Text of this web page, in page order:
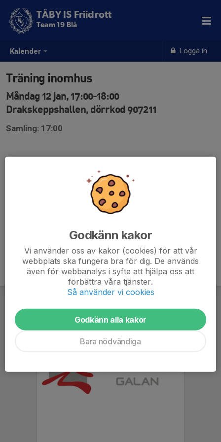
Kalender Logga in
TÄBY IS Friidrott
Team 19 Blå
Träning inomhus
Måndag 12 jan, 17:00-18:00
Drakskeppshallen, dörrkod 907211
Samling: 17:00
Godkänn kakor
Vi använder oss av kakor (cookies) för att vår
webbplats ska fungera bra för dig. De används
även för webbanalys i syfte att hjälpa oss att
förbättra våra tjänster.
Så använder vi cookies
Godkänn alla kakor
Bara nödvändiga